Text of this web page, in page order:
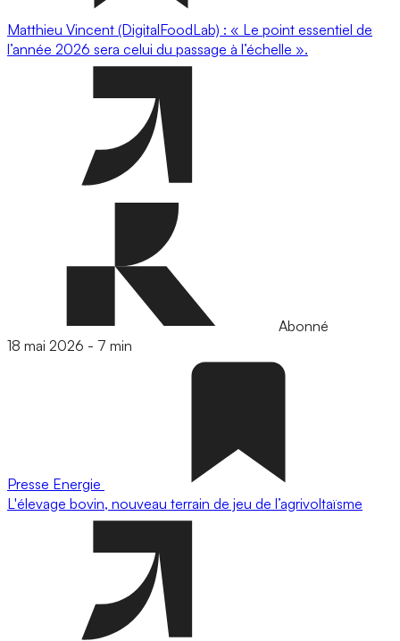
Matthieu Vincent (DigitalFoodLab) : « Le point essentiel de
l’année 2026 sera celui du passage à l’échelle ».
Abonné
18 mai 2026 - 7 min
Presse Energie
L'élevage bovin, nouveau terrain de jeu de l’agrivoltaïsme